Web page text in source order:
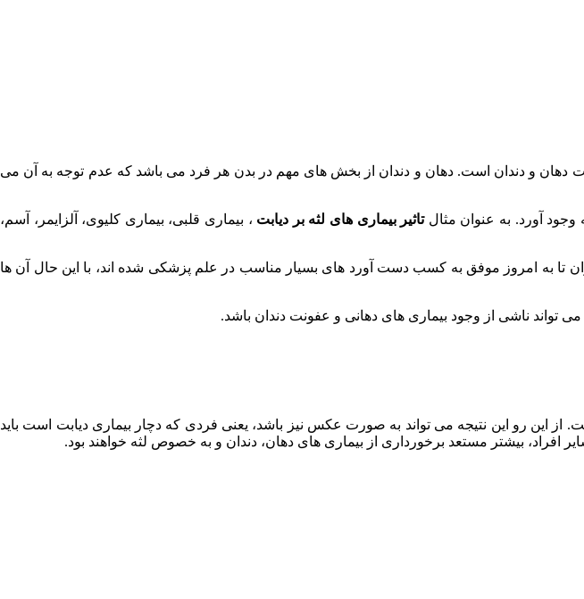
دهان و دندان است. دهان و دندان از بخش های مهم در بدن هر فرد می باشد که عدم توجه به آن می
وجود آورد. به عنوان مثالتاثیر بیماری های لثه بر دیابت ، بیماری قلبی، بیماری کلیوی، آلزایمر، آسم،
تا به امروز موفق به کسب دست آورد های بسیار مناسب در علم پزشکی شده اند، با این حال آن ها
تواند ناشی از وجود بیماری های دهانی و عفونت دندان باشد.
این رو این نتیجه می تواند به صورت عکس نیز باشد، یعنی فردی که دچار بیماری دیابت است باید
افراد، بیشتر مستعد برخورداری از بیماری های دهان، دندان و به خصوص لثه خواهند بود.